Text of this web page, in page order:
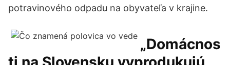
potravinového odpadu na obyvateľa v krajine.
„Domácnos